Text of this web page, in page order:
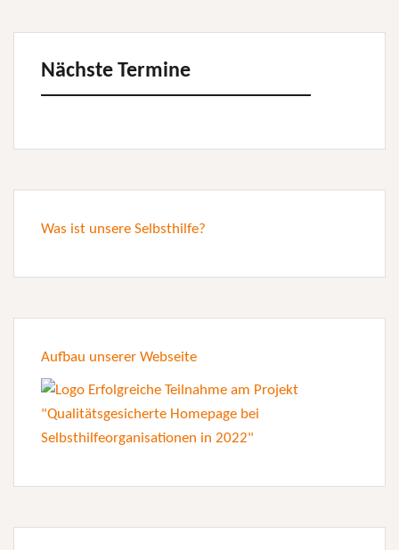
Nächste Termine
Was ist unsere Selbsthilfe?
Aufbau unserer Webseite